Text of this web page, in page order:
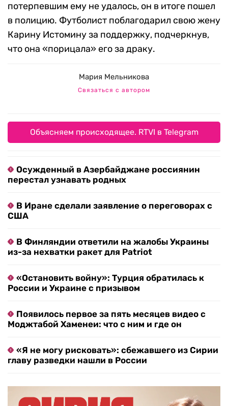
потерпевшим ему не удалось, он в итоге пошел
в полицию. Футболист поблагодарил свою жену
Карину Истомину за поддержку, подчеркнув,
что она «порицала» его за драку.
Мария Мельникова
Связаться с автором
Объясняем происходящее. RTVI в Telegram
Осужденный в Азербайджане россиянин
перестал узнавать родных
В Иране сделали заявление о переговорах с
США
В Финляндии ответили на жалобы Украины
из-за нехватки ракет для Patriot
«Остановить войну»: Турция обратилась к
России и Украине с призывом
Появилось первое за пять месяцев видео с
Моджтабой Хаменеи: что с ним и где он
«Я не могу рисковать»: сбежавшего из Сирии
главу разведки нашли в России